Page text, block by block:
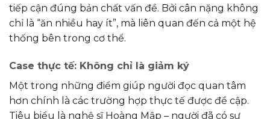
tiếp cận đúng bản chất vấn đề. Bởi cân nặng không
chỉ là “ăn nhiều hay ít”, mà liên quan đến cả một hệ
thống bên trong cơ thể.
Case thực tế: Không chỉ là giảm ký
Một trong những điểm giúp người đọc quan tâm
hơn chính là các trường hợp thực tế được đề cập.
Tiêu biểu là nghệ sĩ Hoàng Mập – người đã có sự